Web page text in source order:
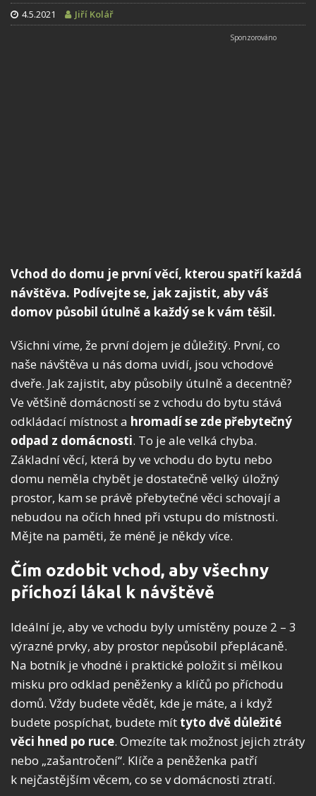
4.5.2021 Jiří Kolář
Vchod do domu je první věcí, kterou spatří každá
návštěva. Podívejte se, jak zajistit, aby váš
domov působil útulně a každý se k vám těšil.
Všichni víme, že první dojem je důležitý. První, co
naše návštěva u nás doma uvidí, jsou vchodové
dveře. Jak zajistit, aby působily útulně a decentně?
Ve většině domácností se z vchodu do bytu stává
odkládací místnost a hromadí se zde přebytečný
odpad z domácnosti. To je ale velká chyba.
Základní věcí, která by ve vchodu do bytu nebo
domu neměla chybět je dostatečně velký úložný
prostor, kam se právě přebytečné věci schovají a
nebudou na očích hned při vstupu do místnosti.
Mějte na paměti, že méně je někdy více.
Čím ozdobit vchod, aby všechny
příchozí lákal k návštěvě
Ideální je, aby ve vchodu byly umístěny pouze 2 – 3
výrazné prvky, aby prostor nepůsobil přeplácaně.
Na botník je vhodné i praktické položit si mělkou
misku pro odklad peněženky a klíčů po příchodu
domů. Vždy budete vědět, kde je máte, a i když
budete pospíchat, budete mít tyto dvě důležité
věci hned po ruce. Omezíte tak možnost jejich ztráty
nebo „zašantročení“. Klíče a peněženka patří
k nejčastějším věcem, co se v domácnosti ztratí.